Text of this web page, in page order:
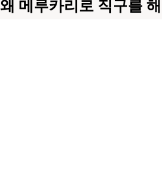
왜 메루카리로 직구를